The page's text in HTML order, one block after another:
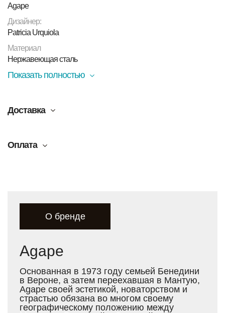
Agape
Дизайнер:
Patricia Urquiola
Материал
Нержавеющая сталь
Показать полностью
Доставка
Оплата
О бренде
Agape
Основанная в 1973 году семьей Бенедини
в Вероне, а затем переехавшая в Мантую,
Agape своей эстетикой, новаторством и
страстью обязана во многом своему
географическому положению между